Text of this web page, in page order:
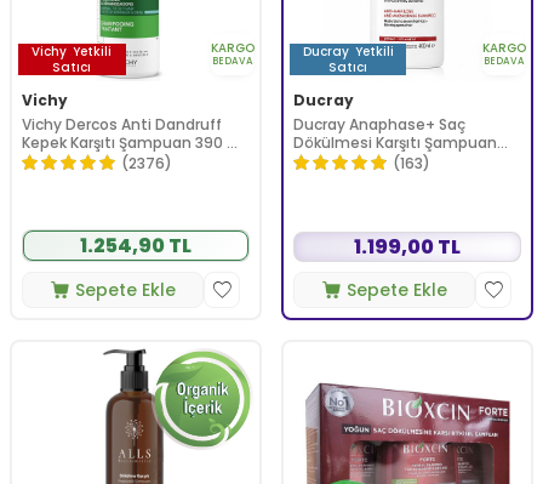
Vichy Yetkili
Satıcı
KARGO
BEDAVA
Vichy
Vichy Dercos Anti Dandruff
Kepek Karşıtı Şampuan 390 ml
- Normal ve Yağlı Saçlar
(2376)
1.254,90 TL
Sepete Ekle
Ducray Yetkili
Satıcı
KARGO
BEDAVA
Ducray
Ducray Anaphase+ Saç
Dökülmesi Karşıtı Şampuan
400 ml
(163)
1.199,00 TL
Sepete Ekle